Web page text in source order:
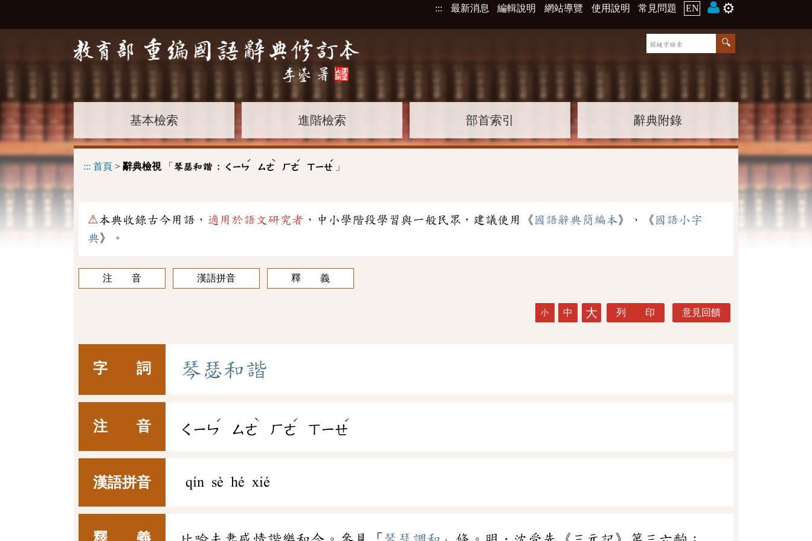
::: 最新消息 編輯說明 網站導覽 使用說明 常見問題 EN ⚙️
基本檢索 進階檢索 部首索引 辭典附錄
::: 首頁 > 辭典檢視「 琴瑟和諧 : ㄑㄧㄣ
ˊ
ㄙㄜ
ˋ
ㄏㄜ
ˊ
ㄒㄧㄝ
ˊ
」
⚠本典收錄古今用語， 適用於語文研究者 ，中小學階段學習與一般民眾，建議使用《 國語辭典簡編本》、《 國語小字
典》。
注 音 漢語拼音 釋 義
小 中 大 列 印 意見回饋
字 詞 琴瑟和諧
注 音 ㄑㄧㄣ
ˊ
ㄙㄜ
ˋ
ㄏㄜ
ˊ
ㄒㄧㄝ
ˊ
漢語拼音 qín sè hé xié